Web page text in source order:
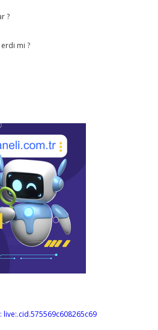
?
mi ?
live:.cid.575569c608265c69